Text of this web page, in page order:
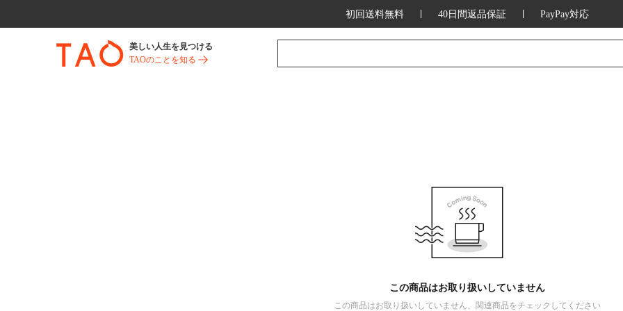
初回送料無料 40日間返品保証 PayPay対応
美しい人生を見つける
TAOのことを知る
この商品はお取り扱いしていません
この商品はお取り扱いしていません、関連商品をチェックしてください